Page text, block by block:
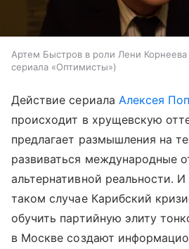
Артем Быстров в роли Лени Корнеева
сериала «Оптимисты»
Действие сериала Алексея
происходит в хрущевскую
предлагает размышления на
развиваться международные
альтернативной реальности.
таком случае Карибский
обучить партийную элиту
в Москве создают